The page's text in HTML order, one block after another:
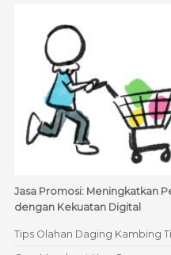
Jasa Promosi: Meningkatkan
dengan Kekuatan Digital
Tips Olahan Daging Kambing